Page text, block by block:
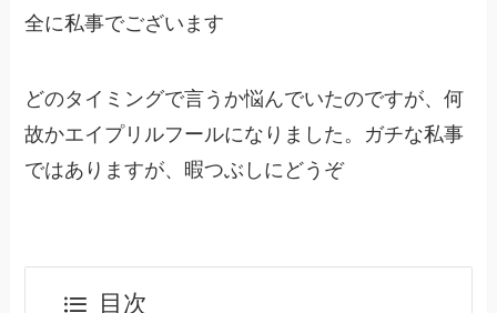
全に私事でございます
どのタイミングで言うか悩んでいたのですが、何
故かエイプリルフールになりました。ガチな私事
ではありますが、暇つぶしにどうぞ
目次